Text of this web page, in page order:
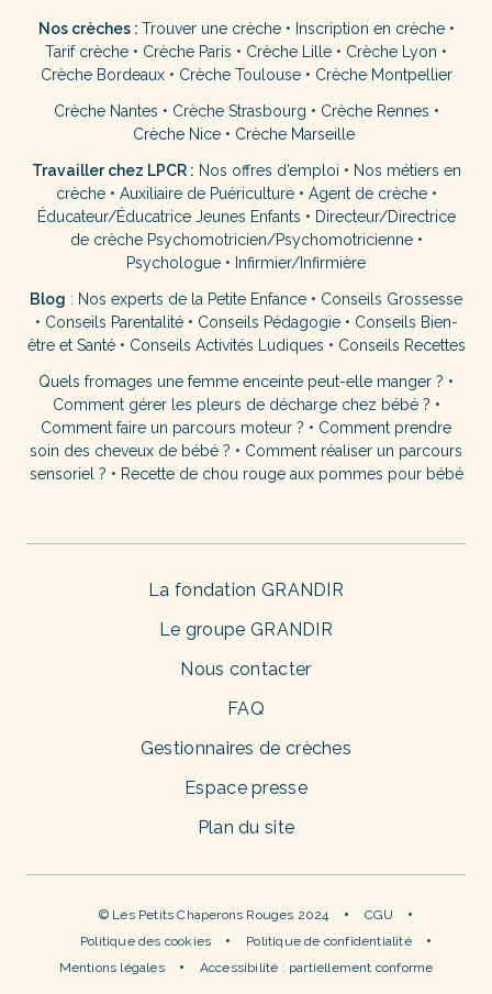
Nos crèches : Trouver une crèche• Inscription en crèche•
Tarif crèche • Crèche Paris • Crèche Lille • Crèche Lyon •
Crèche Bordeaux• Crèche Toulouse• Crèche Montpellier
Crèche Nantes • Crèche Strasbourg • Crèche Rennes •
Crèche Nice • Crèche Marseille
Travailler chez LPCR : Nos offres d’emploi • Nos métiers en
crèche• Auxiliaire de Puériculture• Agent de crèche•
Éducateur/Éducatrice Jeunes Enfants • Directeur/Directrice
de crèche Psychomotricien/Psychomotricienne•
Psychologue • Infirmier/Infirmière
Blog : Nos experts de la Petite Enfance • Conseils Grossesse
• Conseils Parentalité• Conseils Pédagogie• Conseils Bien-
être et Santé• Conseils Activités Ludiques • Conseils Recettes
Quels fromages une femme enceinte peut-elle manger ? •
Comment gérer les pleurs de décharge chez bébé ? •
Comment faire un parcours moteur ? • Comment prendre
soin des cheveux de bébé ? • Comment réaliser un parcours
sensoriel ? • Recette de chou rouge aux pommes pour bébé
La fondation GRANDIR
Le groupe GRANDIR
Nous contacter
FAQ
Gestionnaires de crèches
Espace presse
Plan du site
© Les Petits Chaperons Rouges 2024
CGU
Politique des cookies
Politique de confidentialité
Mentions légales
Accessibilité : partiellement conforme